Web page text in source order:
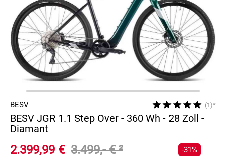
BESV (1)*
BESV JGR 1.1 Step Over - 360 Wh - 28 Zoll -
Diamant
2.399,99 € 3.499,- €² -31%